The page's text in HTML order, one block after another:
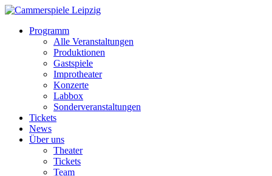
Programm
Alle Veranstaltungen
Produktionen
Gastspiele
Improtheater
Konzerte
Labbox
Sonderveranstaltungen
Tickets
News
Über uns
Theater
Tickets
Team